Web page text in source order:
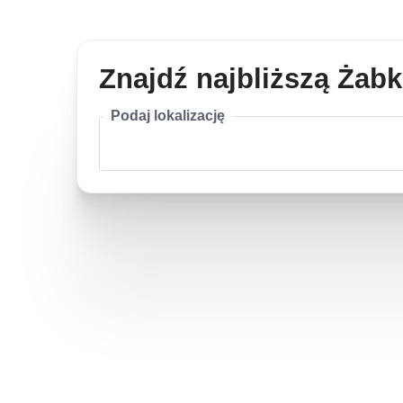
Znajdź najbliższą
Podaj lokalizację